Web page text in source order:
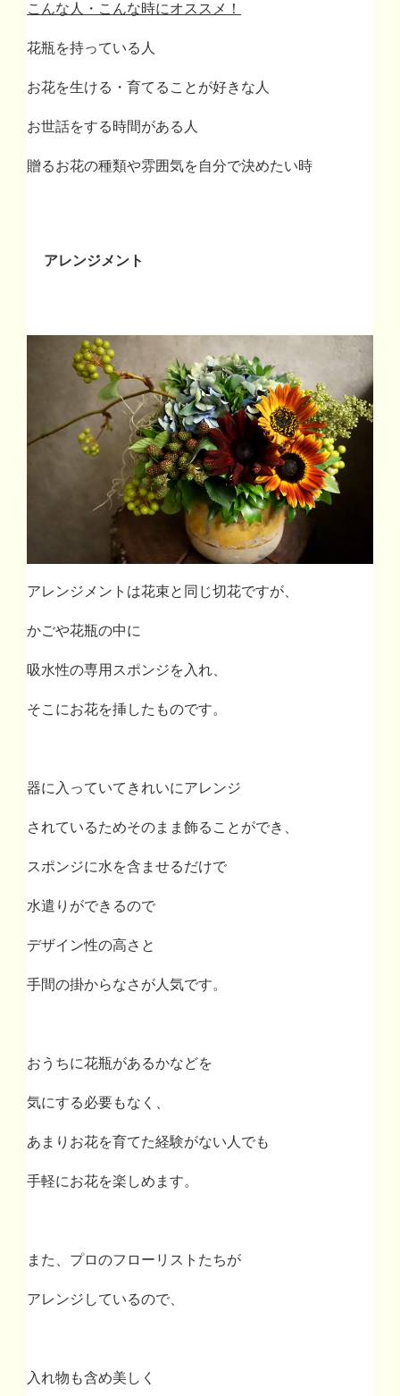
こんな人・こんな時にオススメ！
花瓶を持っている人
お花を生ける・育てることが好きな人
お世話をする時間がある人
贈るお花の種類や雰囲気を自分で決めたい時
アレンジメント
アレンジメントは花束と同じ切花ですが、
かごや花瓶の中に
吸水性の専用スポンジを入れ、
そこにお花を挿したものです。
器に入っていてきれいにアレンジ
されているためそのまま飾ることができ、
スポンジに水を含ませるだけで
水遣りができるので
デザイン性の高さと
手間の掛からなさが人気です。
おうちに花瓶があるかなどを
気にする必要もなく、
あまりお花を育てた経験がない人でも
手軽にお花を楽しめます。
また、プロのフローリストたちが
アレンジしているので、
入れ物も含め美しく